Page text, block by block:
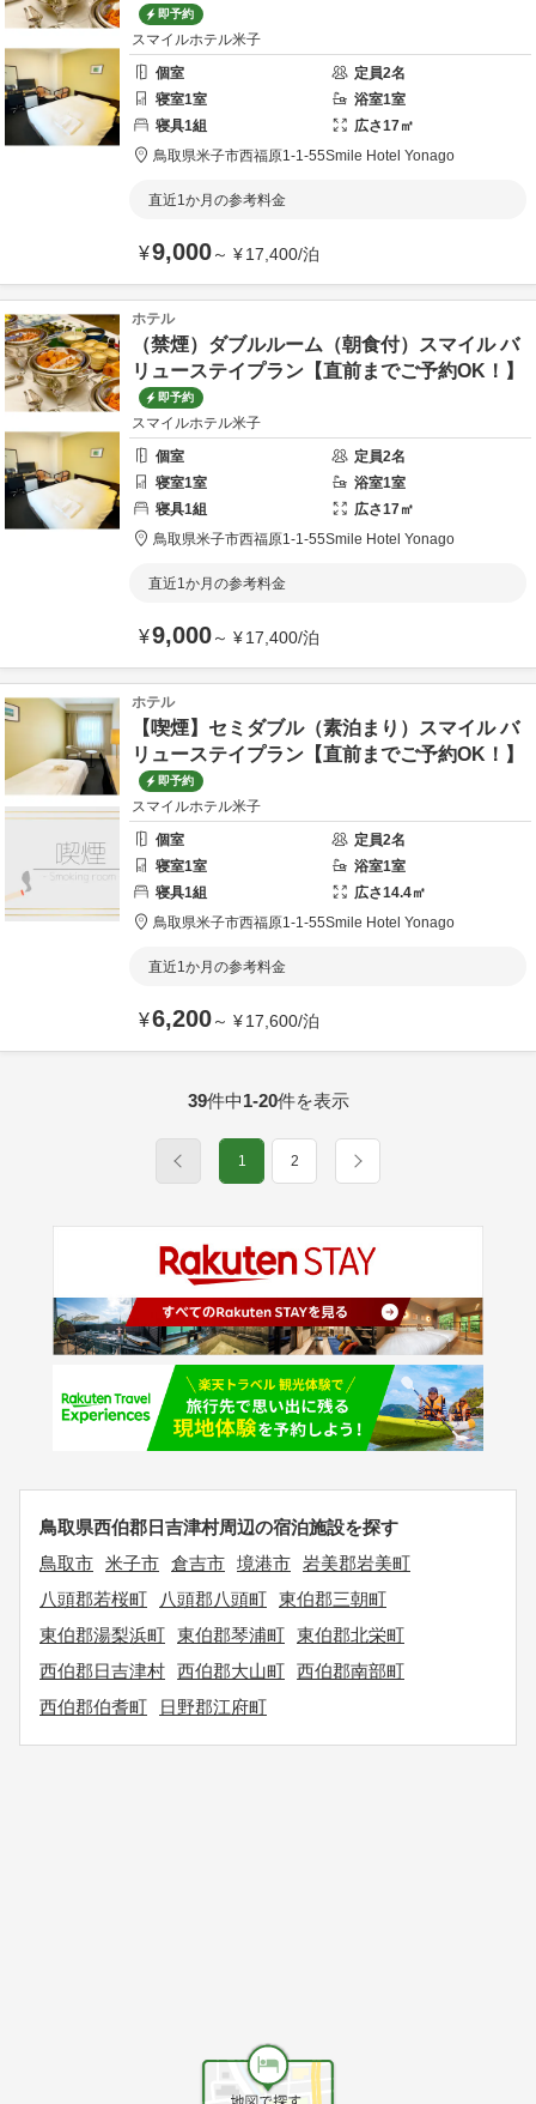
即予約
スマイルホテル米子
個室
定員2名
寝室1室 浴室1室
寝具1組 広さ17㎡
鳥取県米子市西福原1-1-55Smile Hotel Yonago
直近1か月の参考料金
¥9,000～ ¥17,400/泊
ホテル
（禁煙）ダブルルーム（朝食付）スマイル バ
リューステイプラン【直前までご予約OK！】
即予約
スマイルホテル米子
個室
定員2名
寝室1室 浴室1室
寝具1組 広さ17㎡
鳥取県米子市西福原1-1-55Smile Hotel Yonago
直近1か月の参考料金
¥9,000～ ¥17,400/泊
ホテル
【喫煙】セミダブル（素泊まり）スマイル バ
リューステイプラン【直前までご予約OK！】
即予約
スマイルホテル米子
個室
定員2名
寝室1室 浴室1室
寝具1組 広さ14.4㎡
鳥取県米子市西福原1-1-55Smile Hotel Yonago
直近1か月の参考料金
¥6,200～ ¥17,600/泊
39件中1-20件を表示
1 2
鳥取県西伯郡日吉津村周辺の宿泊施設を探す
鳥取市 米子市 倉吉市 境港市 岩美郡岩美町
八頭郡若桜町
八頭郡八頭町 東伯郡三朝町
東伯郡湯梨浜町 東伯郡琴浦町 東伯郡北栄町
西伯郡日吉津村 西伯郡大山町 西伯郡南部町
西伯郡伯耆町
日野郡江府町